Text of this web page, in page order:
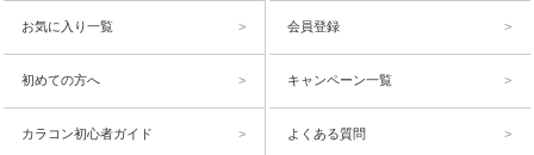
お気に入り一覧 会員登録
初めての方へ キャンペーン一覧
カラコン初心者ガイド よくある質問